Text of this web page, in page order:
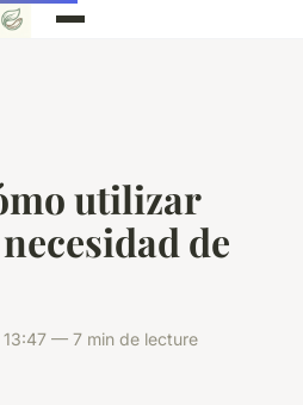
utilizar
de
— 7 min de lecture